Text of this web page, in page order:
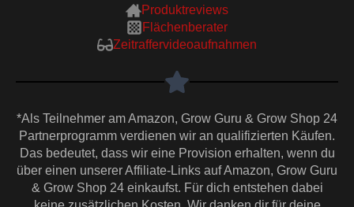
Produktreviews
Flächenberater
Zeitraffervideoaufnahmen
*Als Teilnehmer am Amazon, Grow Guru & Grow Shop 24
Partnerprogramm verdienen wir an qualifizierten Käufen.
Das bedeutet, dass wir eine Provision erhalten, wenn du
über einen unserer Affiliate-Links auf Amazon, Grow Guru
& Grow Shop 24 einkaufst. Für dich entstehen dabei